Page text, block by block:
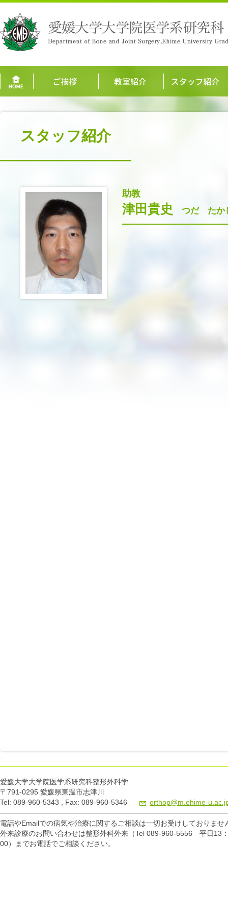
スタッフ紹介
助教
津田貴史 つだ たか
愛媛大学大学院医学系研究科整形外科学
〒791-0295 愛媛県東温市志津川
Tel: 089-960-5343 , Fax: 089-960-5346
orthop@m.ehime-
電話やEmailでの病気や治療に関するご相談は一切お受けしておりませ
外来診療のお問い合わせは整形外科外来（Tel 089-960-5556 平日13
00）までお電話でご相談ください。